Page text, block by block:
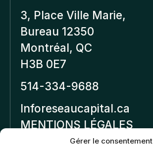
Gérer le consentement
3, Place Ville Marie,
Bureau 12350
Montréal, QC
H3B 0E7
514-334-9688
Inforeseaucapital.ca
MENTIONS LÉGALES